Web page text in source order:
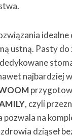
ustną. Pasty
najbardziej
, czyli
na
dziąseł